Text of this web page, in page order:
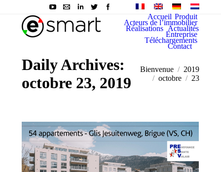
Accueil Produit
Acteurs de l’immobilier
Réalisations Actualités
Entreprise
Téléchargements
Contact
Daily Archives:
octobre 23, 2019
You are here:
Bienvenue
2019
octobre
23